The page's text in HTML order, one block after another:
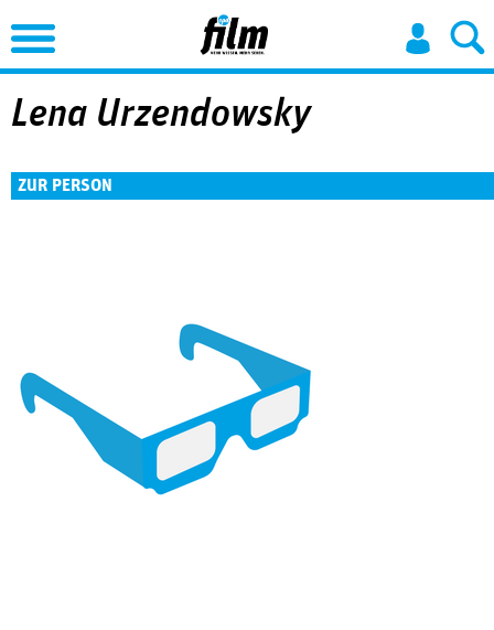
Jump to Navigation
Lena ­Urzendowsky
ZUR PERSON